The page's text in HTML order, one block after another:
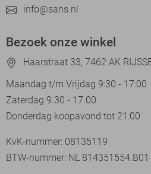
info@sans.nl
Bezoek onze winkel
Haarstraat 33, 7462 AK
Maandag t/m Vrijdag 9:30 - 17:00
Zaterdag 9.30 - 17.00
Donderdag koopavond tot 21:00
KvK-nummer: 08135119
BTW-nummer: NL 814351554.B01